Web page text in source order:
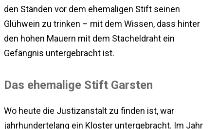
den Ständen vor dem ehemaligen Stift seinen
Glühwein zu trinken – mit dem Wissen, dass hinter
den hohen Mauern mit dem Stacheldraht ein
Gefängnis untergebracht ist.
Das ehemalige Stift Garsten
Wo heute die Justizanstalt zu finden ist, war
jahrhundertelang ein Kloster untergebracht. Im Jahr